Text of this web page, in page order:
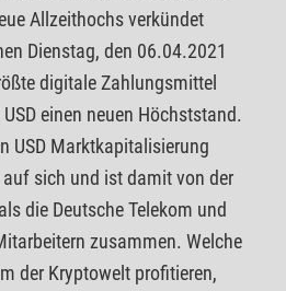
Allzeithochs verkündet
Dienstag, den 06.04.2021
digitale Zahlungsmittel
einen neuen Höchststand.
USD Marktkapitalisierung
sich und ist damit von der
die Deutsche Telekom und
zusammen. Welche
der Kryptowelt profitieren,